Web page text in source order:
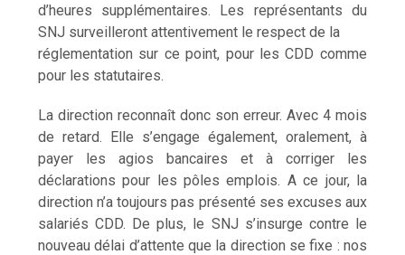
d’heures supplémentaires. Les représentants du
SNJ surveilleront attentivement le respect de la
réglementation sur ce point, pour les CDD comme
pour les statutaires.
La direction reconnaît donc son erreur. Avec 4 mois
de retard. Elle s’engage également, oralement, à
payer les agios bancaires et à corriger les
déclarations pour les pôles emplois. A ce jour, la
direction n’a toujours pas présenté ses excuses aux
salariés CDD. De plus, le SNJ s’insurge contre le
nouveau délai d’attente que la direction se fixe : nos